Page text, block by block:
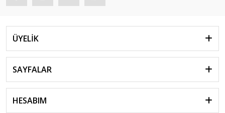
ÜYELİK
SAYFALAR
HESABIM